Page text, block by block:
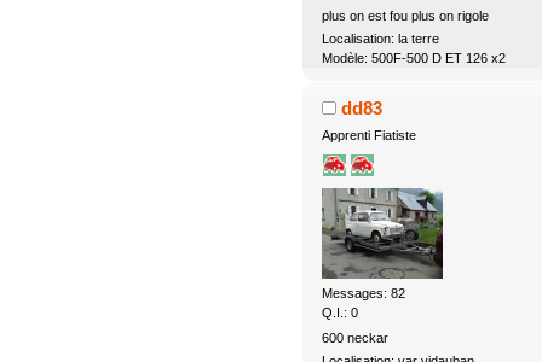
plus on est fou plus on rigole
Localisation: la terre
Modèle: 500F-500 D ET 126 x2
dd83
Apprenti Fiatiste
Messages: 82
Q.I.: 0
600 neckar